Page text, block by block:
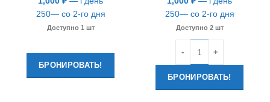
250— со 2-го дня
Доступно 1 шт
БРОНИРОВАТЬ!
250— со 2-го дня
Доступно 2 шт
БРОНИРОВАТЬ!